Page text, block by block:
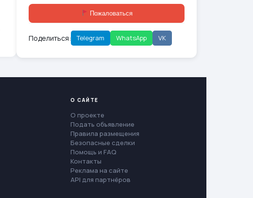
Пожаловаться
Поделиться: Telegram WhatsApp VK
О САЙТЕ
О проекте
Подать объявление
Правила размещения
Безопасные сделки
Помощь и FAQ
Контакты
Реклама на сайте
API для партнёров